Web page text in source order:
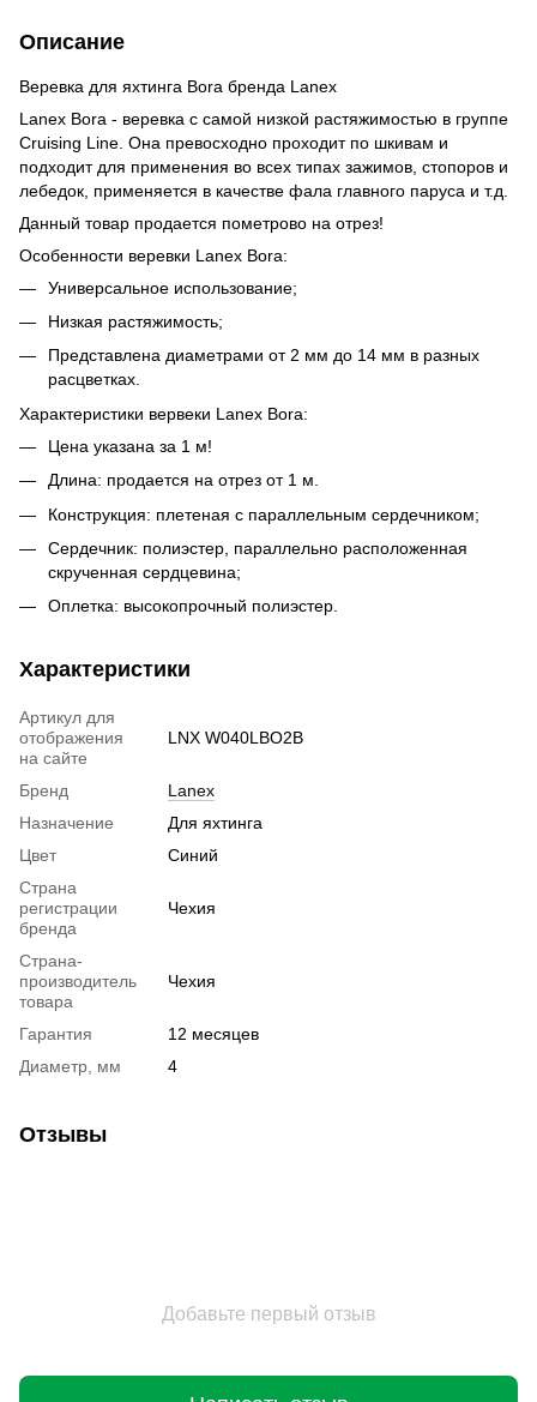
Описание
Веревка для яхтинга Bora бренда Lanex
Lanex Bora - веревка с самой низкой растяжимостью в группе
Cruising Line. Она превосходно проходит по шкивам и
подходит для применения во всех типах зажимов, стопоров и
лебедок, применяется в качестве фала главного паруса и т.д.
Данный товар продается пометрово на отрез!
Особенности веревки Lanex Bora:
Универсальное использование;
Низкая растяжимость;
Представлена диаметрами от 2 мм до 14 мм в разных
расцветках.
Характеристики вервеки Lanex Bora:
Цена указана за 1 м!
Длина: продается на отрез от 1 м.
Конструкция: плетеная с параллельным сердечником;
Сердечник: полиэстер, параллельно расположенная
скрученная сердцевина;
Оплетка: высокопрочный полиэстер.
Характеристики
Артикул для
отображения
на сайте
LNX W040LBO2B
Бренд
Lanex
Назначение
Для яхтинга
Цвет
Синий
Страна
регистрации
бренда
Чехия
Страна-
производитель
товара
Чехия
Гарантия
12 месяцев
Диаметр, мм
4
Отзывы
Добавьте первый отзыв